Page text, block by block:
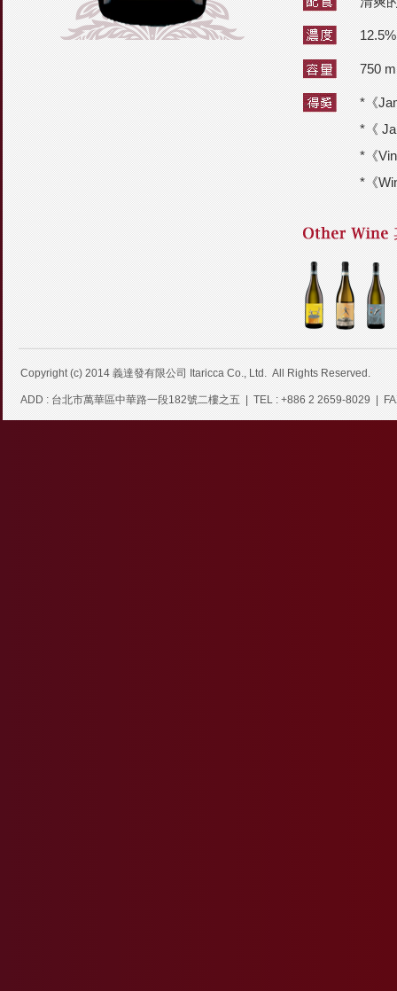
750
*《
*《
*《
*《
Copyright (c) 2014 義達發有限公司 Itaricca Co., Ltd. All Rights Reserved.
ADD : 台北市萬華區中華路一段182號二樓之五 | TEL : +886 2 2659-8029 |